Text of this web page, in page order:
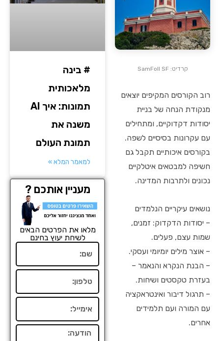
קרדיט: SamFoll SF
רוב הקורסים המקיפים יוצאים
מנקודת הנחה של בניית
יסודות דקדוקיים, ומתחילים
עם עקרונות בסיסיים לשפה.
בקורסים איכותיים תקבל גם
חשיפה למבטאים איטלקיים
נכונים ולתרבות המדינה.
נושאים עיקריים הנלמדים
– יסודות הדקדוק: זמנים,
שמות עצם, פעלים.
– אוצר מילים יומיומי ועסקי.
– הבנת הנקרא והנאמר –
בעזרת טקסטים ושיחות.
– תרגול דיבור ואינטראקציה
עם המורה ועם תלמידים
אחרים.
# בינה
מלאכותית
תמונות: איך AI
משנה את
תמונת העולם
למאמר המלא »
מעניין אותכם ?
מלאו את הפרטים הבאים
לשיחת יעוץ בחינם
הודעה